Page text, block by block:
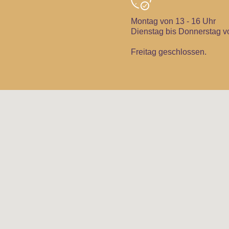
Montag von 13 - 16 Uhr
Dienstag bis Donnerstag
Freitag geschlossen.